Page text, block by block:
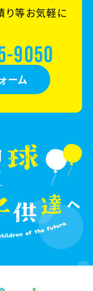
り等お気軽に
9050
ーム